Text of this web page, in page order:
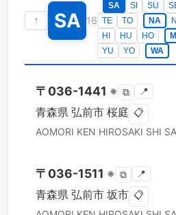
↑ SA 16
SA
SI SU
TE
TO NA NI
HI
HU HO
YU
YO WA
〒 036-1441 ※ ⧉ 📍
青森県 弘前市 桜庭 📋
AOMORI KEN HIROSAKI SHI
〒 036-1511 ※ ⧉ 📍
青森県 弘前市 坂市 📋